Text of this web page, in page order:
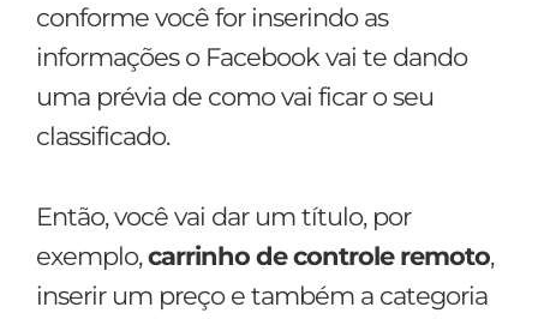
conforme você for inserindo as
informações o Facebook vai te dando
uma prévia de como vai ficar o seu
classificado.
Então, você vai dar um título, por
exemplo,carrinho de controle remoto,
inserir um preço e também a categoria